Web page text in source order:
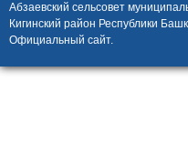
Абзаевский сельсовет
Кигинский район Республики
Официальный сайт.